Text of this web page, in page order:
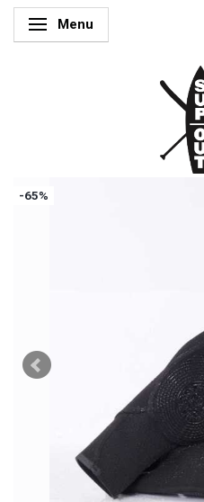
Skifte navigation
Menu
-65%